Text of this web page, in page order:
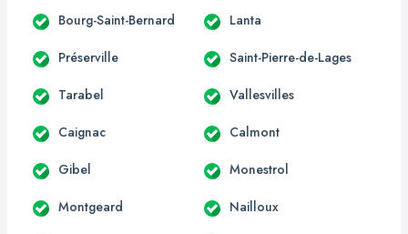
Bourg-Saint-Bernard Lanta
Préserville Saint-Pierre-de-Lages
Tarabel Vallesvilles
Caignac Calmont
Gibel Monestrol
Montgeard Nailloux